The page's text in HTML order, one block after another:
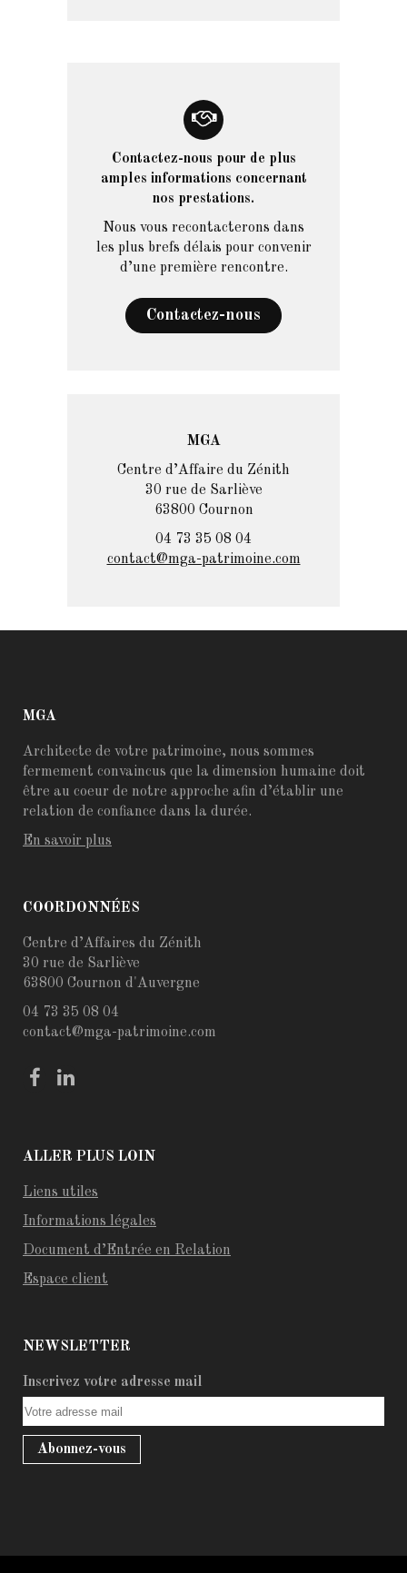
Contactez-nous pour de plus
amples informations concernant
nos prestations.
Nous vous recontacterons dans
les plus brefs délais pour convenir
d’une première rencontre.
Contactez-nous
MGA
Centre d’Affaire du Zénith
30 rue de Sarliève
63800 Cournon
04 73 35 08 04
contact@mga-patrimoine.com
MGA
Architecte de votre patrimoine, nous sommes
fermement convaincus que la dimension humaine doit
être au coeur de notre approche afin d’établir une
relation de confiance dans la durée.
En savoir plus
COORDONNÉES
Centre d’Affaires du Zénith
30 rue de Sarliève
63800 Cournon d'Auvergne
04 73 35 08 04
contact@mga-patrimoine.com
ALLER PLUS LOIN
Liens utiles
Informations légales
Document d’Entrée en Relation
Espace client
NEWSLETTER
Inscrivez votre adresse mail